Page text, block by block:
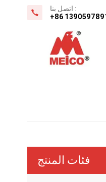
اتصل بنا :
+86
فئات المنتج